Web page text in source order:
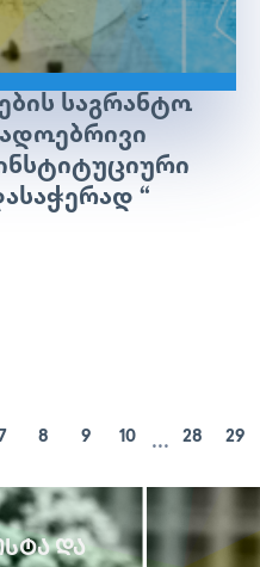
ᲡᲐᲒᲠᲐᲜᲢᲝ
“
8 9 10 ... 28 29
ᲓᲐ